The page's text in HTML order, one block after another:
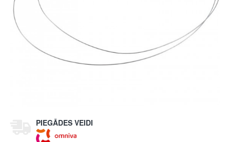
PIEGĀDES VEIDI